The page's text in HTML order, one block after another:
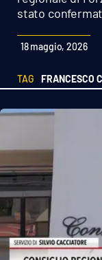
VIDEO
Ambiente
Cronaca
stato
18 maggio, 2026
TAG FRANCESCO